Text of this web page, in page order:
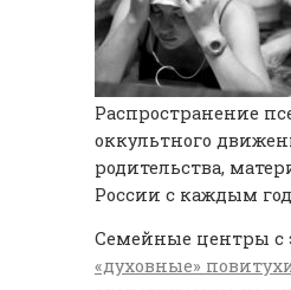
Распространение
оккультного
родительства,
России с каждым
Семейные центры с
«духовные»